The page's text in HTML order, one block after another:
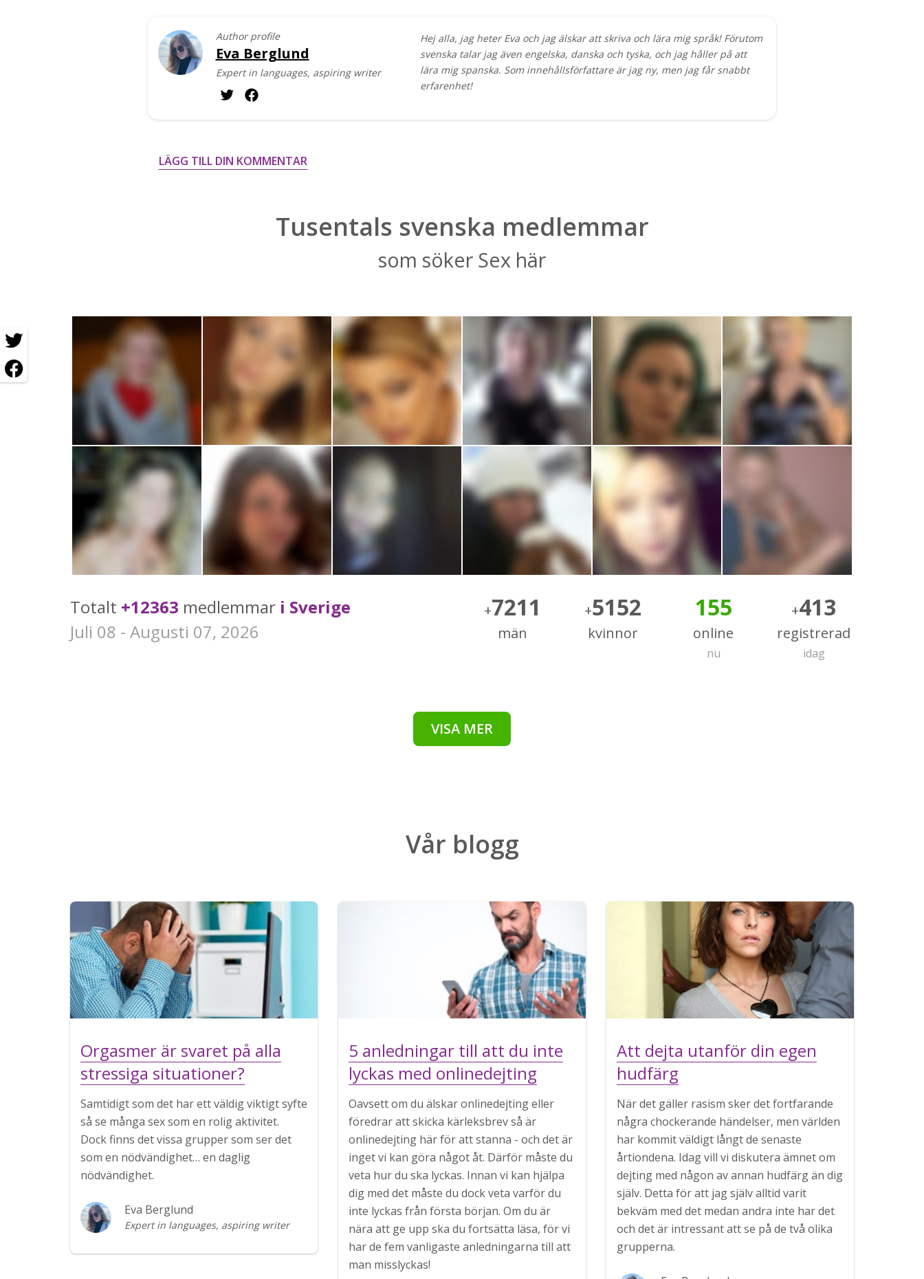
Author profile
Eva Berglund
Expert in languages, aspiring writer
Hej alla, jag heter Eva och jag älskar att skriva och lära mig språk! Förutom
svenska talar jag även engelska, danska och tyska, och jag håller på att
lära mig spanska. Som innehållsförfattare är jag ny, men jag får snabbt
erfarenhet!
LÄGG TILL DIN KOMMENTAR
Tusentals svenska medlemmar
som söker Sex här
Totalt +12363 medlemmar i Sverige
Juli 08 - Augusti 07, 2026
+7211
män
+5152
kvinnor
155
online
nu
+413
registrerad
idag
VISA MER
Vår blogg
Orgasmer är svaret på alla
stressiga situationer?
Samtidigt som det har ett väldig viktigt syfte
så se många sex som en rolig aktivitet.
Dock finns det vissa grupper som ser det
som en nödvändighet… en daglig
nödvändighet.
Eva Berglund
Expert in languages, aspiring writer
5 anledningar till att du inte
lyckas med onlinedejting
Oavsett om du älskar onlinedejting eller
föredrar att skicka kärleksbrev så är
onlinedejting här för att stanna - och det är
inget vi kan göra något åt. Därför måste du
veta hur du ska lyckas. Innan vi kan hjälpa
dig med det måste du dock veta varför du
inte lyckas från första början. Om du är
nära att ge upp ska du fortsätta läsa, för vi
har de fem vanligaste anledningarna till att
man misslyckas!
Att dejta utanför din egen
hudfärg
När det gäller rasism sker det fortfarande
några chockerande händelser, men världen
har kommit väldigt långt de senaste
årtiondena. Idag vill vi diskutera ämnet om
dejting med någon av annan hudfärg än dig
själv. Detta för att jag själv alltid varit
bekväm med det medan andra inte har det
och det är intressant att se på de två olika
grupperna.